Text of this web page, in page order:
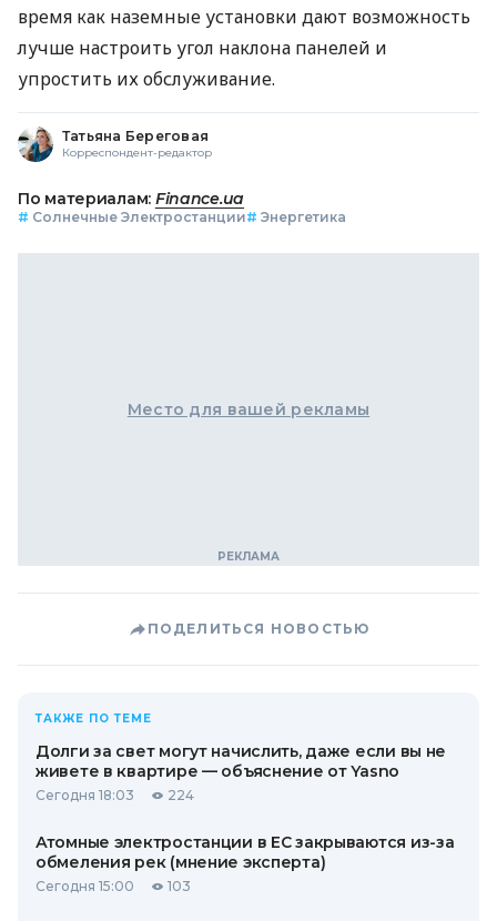
время как наземные установки дают возможность
лучше настроить угол наклона панелей и
упростить их обслуживание.
Татьяна Береговая
Корреспондент-редактор
По материалам: Finance.ua
# Солнечные Электростанции# Энергетика
Место для вашей рекламы
ПОДЕЛИТЬСЯ НОВОСТЬЮ
ТАКЖЕ ПО ТЕМЕ
Долги за свет могут начислить, даже если вы не
живете в квартире — объяснение от Yasno
Сегодня 18:03 224
Атомные электростанции в ЕС закрываются из-за
обмеления рек (мнение эксперта)
Сегодня 15:00 103